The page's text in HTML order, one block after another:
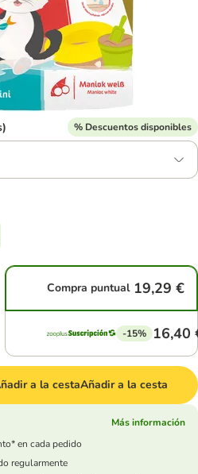
% Descuentos disponibles
Compra puntual 19,29 €
-15% 16,40
a la cestaAñadir a la cesta
Más información
en cada pedido
regularmente